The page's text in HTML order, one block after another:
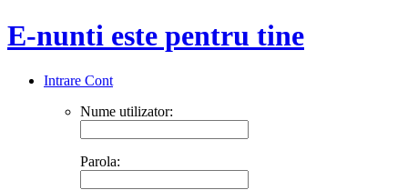
E-nunti este pentru tine
Intrare Cont
Nume utilizator:
Parola: